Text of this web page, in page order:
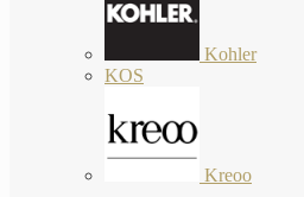
Kohler
KOS
Kreoo